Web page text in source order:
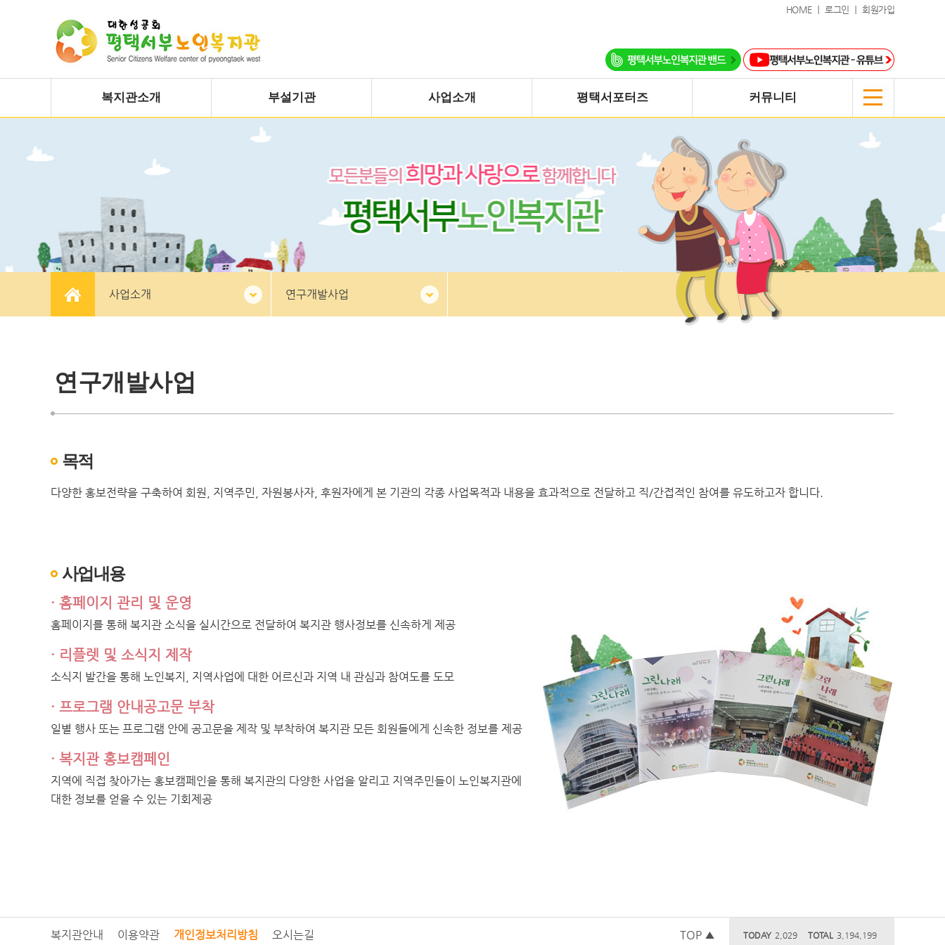
HOME ｜ 로그인 ｜ 회원가입
복지관소개 부설기관 사업소개 평택서포터즈 커뮤니티
사업소개 연구개발사업
연구개발사업
목적
다양한 홍보전략을 구축하여 회원, 지역주민, 자원봉사자, 후원자에게 본 기관의 각종 사업목적과 내용을 효과적으로 전달하고 직/간접적인 참여를 유도하고자 합니다.
사업내용
· 홈페이지 관리 및 운영
홈페이지를 통해 복지관 소식을 실시간으로 전달하여 복지관 행사정보를 신속하게 제공
· 리플렛 및 소식지 제작
소식지 발간을 통해 노인복지, 지역사업에 대한 어르신과 지역 내 관심과 참여도를 도모
· 프로그램 안내공고문 부착
일별 행사 또는 프로그램 안에 공고문을 제작 및 부착하여 복지관 모든 회원들에게 신속한 정보를 제공
· 복지관 홍보캠페인
지역에 직접 찾아가는 홍보캠페인을 통해 복지관의 다양한 사업을 알리고 지역주민들이 노인복지관에
대한 정보를 얻을 수 있는 기회제공
복지관안내 이용약관 개인정보처리방침 오시는길 TODAY 2,029 TOTAL 3,194,199
TOP ▲